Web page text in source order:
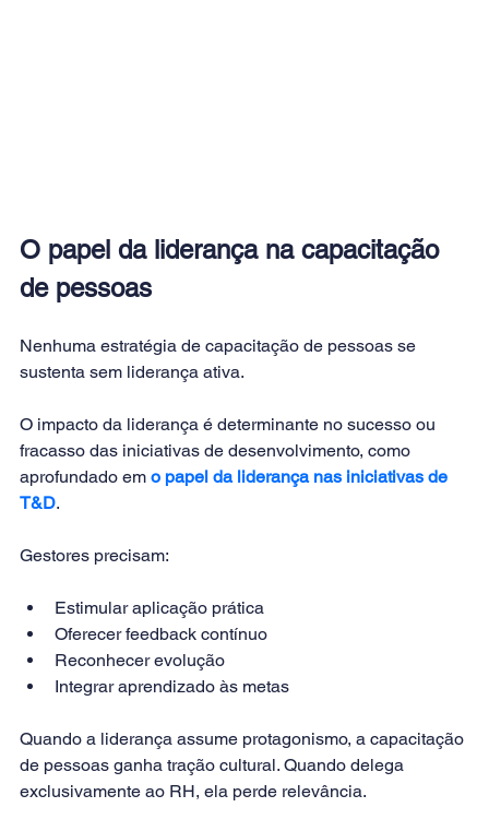
O papel da liderança na capacitação
de pessoas
Nenhuma estratégia de capacitação de pessoas se
sustenta sem liderança ativa.
O impacto da liderança é determinante no sucesso ou
fracasso das iniciativas de desenvolvimento, como
aprofundado em o papel da liderança nas iniciativas de
T&D.
Gestores precisam:
Estimular aplicação prática
Oferecer feedback contínuo
Reconhecer evolução
Integrar aprendizado às metas
Quando a liderança assume protagonismo, a capacitação
de pessoas ganha tração cultural. Quando delega
exclusivamente ao RH, ela perde relevância.